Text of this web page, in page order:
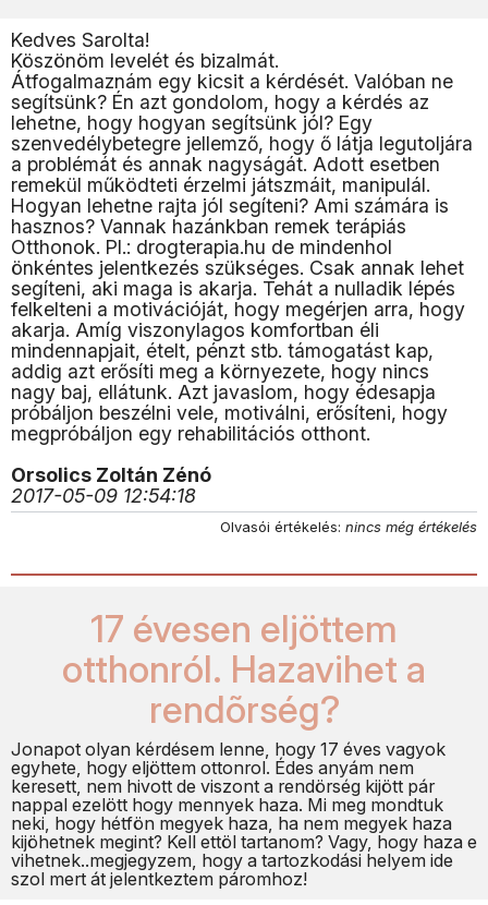
Kedves Sarolta!
Köszönöm levelét és bizalmát.
Átfogalmaznám egy kicsit a kérdését. Valóban ne
segítsünk? Én azt gondolom, hogy a kérdés az
lehetne, hogy hogyan segítsünk jól? Egy
szenvedélybetegre jellemző, hogy ő látja legutoljára
a problémát és annak nagyságát. Adott esetben
remekül működteti érzelmi játszmáit, manipulál.
Hogyan lehetne rajta jól segíteni? Ami számára is
hasznos? Vannak hazánkban remek terápiás
Otthonok. Pl.: drogterapia.hu de mindenhol
önkéntes jelentkezés szükséges. Csak annak lehet
segíteni, aki maga is akarja. Tehát a nulladik lépés
felkelteni a motivációját, hogy megérjen arra, hogy
akarja. Amíg viszonylagos komfortban éli
mindennapjait, ételt, pénzt stb. támogatást kap,
addig azt erősíti meg a környezete, hogy nincs
nagy baj, ellátunk. Azt javaslom, hogy édesapja
próbáljon beszélni vele, motiválni, erősíteni, hogy
megpróbáljon egy rehabilitációs otthont.
Orsolics Zoltán Zénó
2017-05-09 12:54:18
Olvasói értékelés: nincs még értékelés
17 évesen eljöttem
otthonról. Hazavihet a
rendõrség?
Jonapot olyan kérdésem lenne, hogy 17 éves vagyok
egyhete, hogy eljöttem ottonrol. Édes anyám nem
keresett, nem hivott de viszont a rendörség kijött pár
nappal ezelött hogy mennyek haza. Mi meg mondtuk
neki, hogy hétfön megyek haza, ha nem megyek haza
kijöhetnek megint? Kell ettöl tartanom? Vagy, hogy haza e
vihetnek..megjegyzem, hogy a tartozkodási helyem ide
szol mert át jelentkeztem páromhoz!